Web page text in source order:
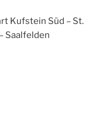
Kufstein Süd – St.
Saalfelden